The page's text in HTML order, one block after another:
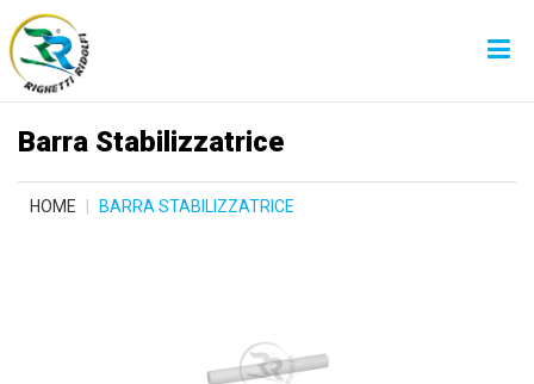
Barra Stabilizzatrice
HOME BARRA STABILIZZATRICE